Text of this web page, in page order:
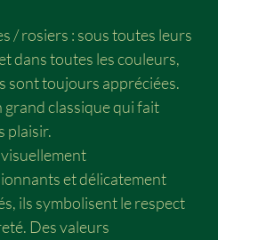
/ rosiers : sous toutes leurs
dans toutes les couleurs,
sont toujours appréciées.
grand classique qui fait
plaisir.
visuellement
et délicatement
ils symbolisent le respect
Des valeurs